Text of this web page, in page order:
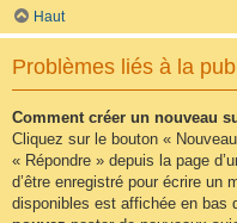
Haut
Problèmes liés à la
Comment créer un nouveau
Cliquez sur le bouton «
« Répondre » depuis la page
d’être enregistré pour écrire un
disponibles est affichée en bas